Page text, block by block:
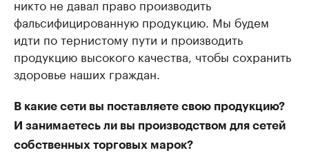
никто не давал право производить
фальсифицированную продукцию. Мы будем
идти по тернистому пути и производить
продукцию высокого качества, чтобы сохранить
здоровье наших граждан.
В какие сети вы поставляете свою продукцию?
И занимаетесь ли вы производством для сетей
собственных торговых марок?